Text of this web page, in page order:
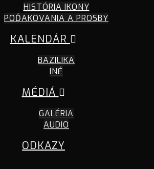
HISTÓRIA IKONY
POĎAKOVANIA A PROSBY
KALENDÁR
BAZILIKA
INÉ
MÉDIÁ
GALÉRIA
AUDIO
ODKAZY